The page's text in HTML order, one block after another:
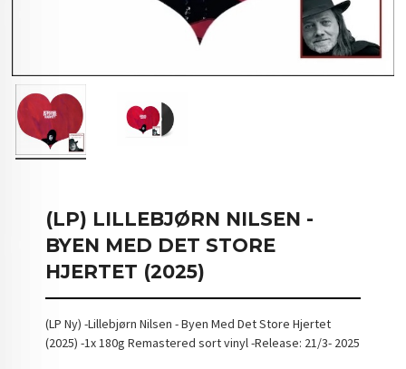
(LP) LILLEBJØRN NILSEN -
BYEN MED DET STORE
HJERTET (2025)
(LP Ny) -Lillebjørn Nilsen - Byen Med Det Store Hjertet
(2025) -1x 180g Remastered sort vinyl -Release: 21/3- 2025